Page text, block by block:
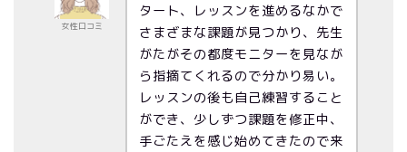
女性口コミ
タート、レッスンを進めるなかで
さまざまな課題が見つかり、先生
がたがその都度モニターを見なが
ら指摘てくれるので分かり易い。
レッスンの後も自己練習すること
ができ、少しずつ課題を修正中、
手ごたえを感じ始めてきたので来